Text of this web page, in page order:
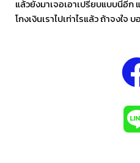
แล้วยังมาเจอเอาเปรียบแบบนี้อีก
โกงเงินเราไปเท่าไรแล้ว ถ้าจงใจ